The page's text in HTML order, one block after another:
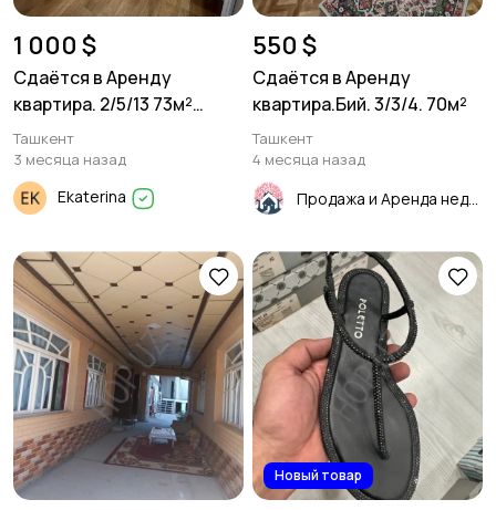
1 000 $
Сдаётся в Аренду
квартира. 2/5/13 73м²
Новостройка Караван
Авеню.
Ташкент
3 месяца назад
Ekaterina
550 $
Сдаётся в Аренду
квартира.Бий. 3/3/4. 70м²
Ташкент
4 месяца назад
Новый товар